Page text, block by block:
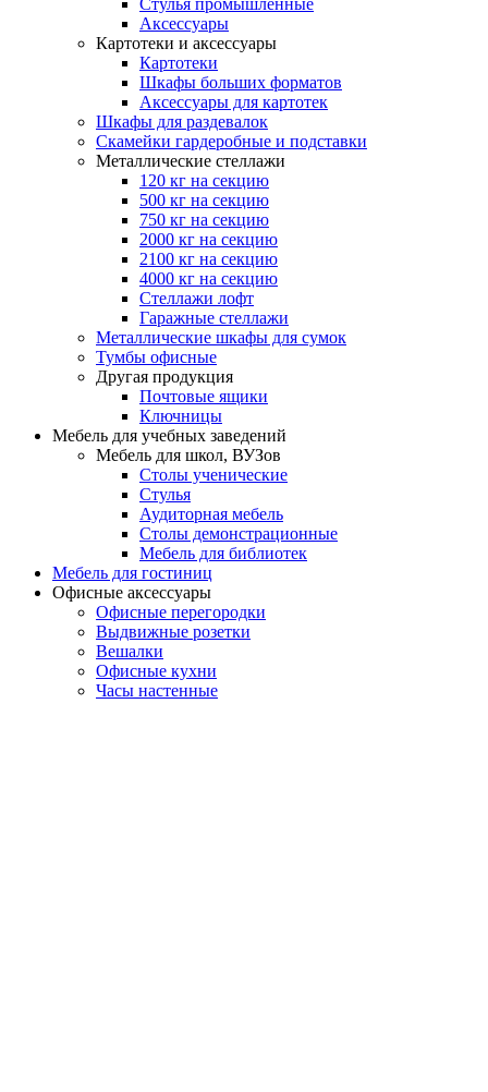
Стулья промышленные
Аксессуары
Картотеки и аксессуары
Картотеки
Шкафы больших форматов
Аксессуары для картотек
Шкафы для раздевалок
Скамейки гардеробные и подставки
Металлические стеллажи
120 кг на секцию
500 кг на секцию
750 кг на секцию
2000 кг на секцию
2100 кг на секцию
4000 кг на секцию
Стеллажи лофт
Гаражные стеллажи
Металлические шкафы для сумок
Тумбы офисные
Другая продукция
Почтовые ящики
Ключницы
Мебель для учебных заведений
Мебель для школ, ВУЗов
Столы ученические
Стулья
Аудиторная мебель
Столы демонстрационные
Мебель для библиотек
Мебель для гостиниц
Офисные аксессуары
Офисные перегородки
Выдвижные розетки
Вешалки
Офисные кухни
Часы настенные